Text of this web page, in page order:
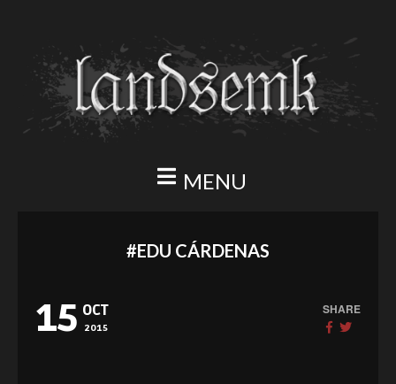
MENU
#EDU CÁRDENAS
15 OCT
2015
SHARE